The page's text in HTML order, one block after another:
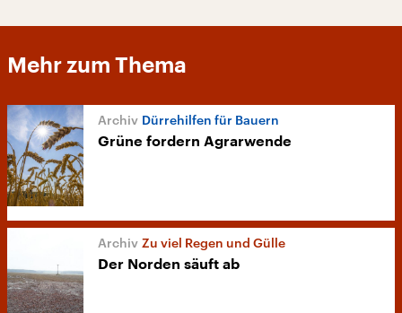
Mehr zum Thema
Dürrehilfen für Bauern
Grüne fordern Agrarwende
Zu viel Regen und Gülle
Der Norden säuft ab